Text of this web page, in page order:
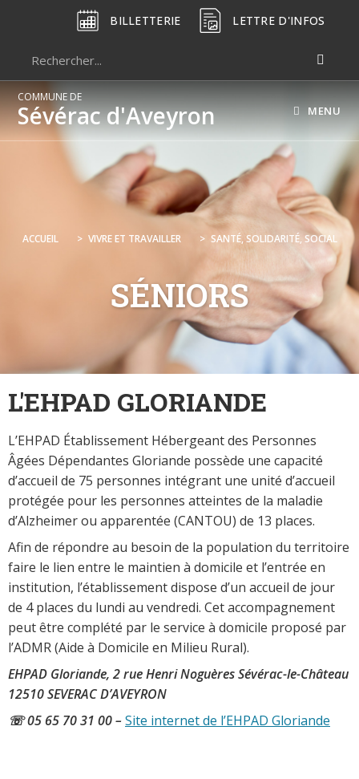
BILLETTERIE LETTRE D'INFOS
COMMUNE DE
Sévérac d'Aveyron MENU
ACCUEIL > VIVRE ET TRAVAILLER > SANTÉ, SOLIDARITÉ, SOCIAL
SÉNIORS
L'EHPAD GLORIANDE
L’EHPAD Établissement Hébergeant des Personnes
Âgées Dépendantes Gloriande possède une capacité
d’accueil de 75 personnes intégrant une unité d’accueil
protégée pour les personnes atteintes de la maladie
d’Alzheimer ou apparentée (CANTOU) de 13 places.
Afin de répondre au besoin de la population du territoire
faire le lien entre le maintien à domicile et l’entrée en
institution, l’établissement dispose d’un accueil de jour
de 4 places du lundi au vendredi. Cet accompagnement
peut être complété par le service à domicile proposé par
l’ADMR (Aide à Domicile en Milieu Rural).
EHPAD Gloriande, 2 rue Henri Noguères Sévérac-le-Château
12510 SEVERAC D’AVEYRON
☏ 05 65 70 31 00 – Site internet de l’EHPAD Gloriande